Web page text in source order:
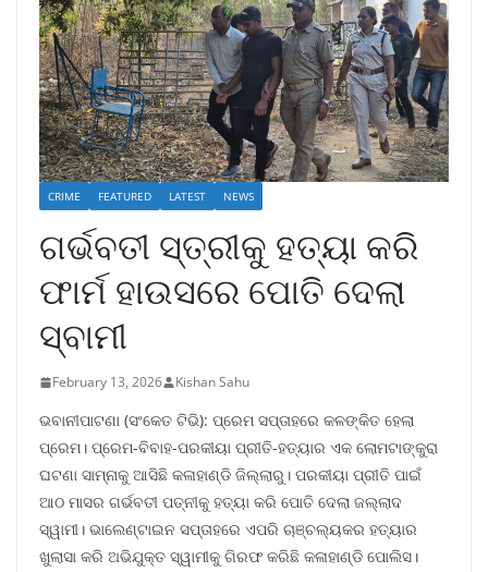
CRIME FEATURED LATEST NEWS
ଗର୍ଭବତୀ ସ୍ତ୍ରୀକୁ ହତ୍ୟା କରି
ଫାର୍ମ ହାଉସରେ ପୋତି ଦେଲା
ସ୍ବାମୀ
February 13, 2026 Kishan Sahu
ଭବାନୀପାଟଣା (ସଂକେତ ଟିଭି): ପ୍ରେମ ସପ୍ତାହରେ କଳଙ୍କିତ ହେଲା
ପ୍ରେମ। ପ୍ରେମ-ବିବାହ-ପରକୀୟା ପ୍ରୀତି-ହତ୍ୟାର ଏକ ଲୋମଟାଙ୍କୁରା
ଘଟଣା ସାମ୍ନାକୁ ଆସିଛି କଳାହାଣ୍ଡି ଜିଲ୍ଲାରୁ। ପରକୀୟା ପ୍ରୀତି ପାଇଁ
ଆଠ ମାସର ଗର୍ଭବତୀ ପତ୍ନୀକୁ ହତ୍ୟା କରି ପୋତି ଦେଲା ଜଲ୍ଲାଦ
ସ୍ୱାମୀ। ଭାଲେଣ୍ଟାଇନ ସପ୍ତାହରେ ଏପରି ଚାଞ୍ଚଲ୍ୟକର ହତ୍ୟାର
ଖୁଲାସା କରି ଅଭିଯୁକ୍ତ ସ୍ୱାମୀକୁ ଗିରଫ କରିଛି କଳାହାଣ୍ଡି ପୋଲିସ।